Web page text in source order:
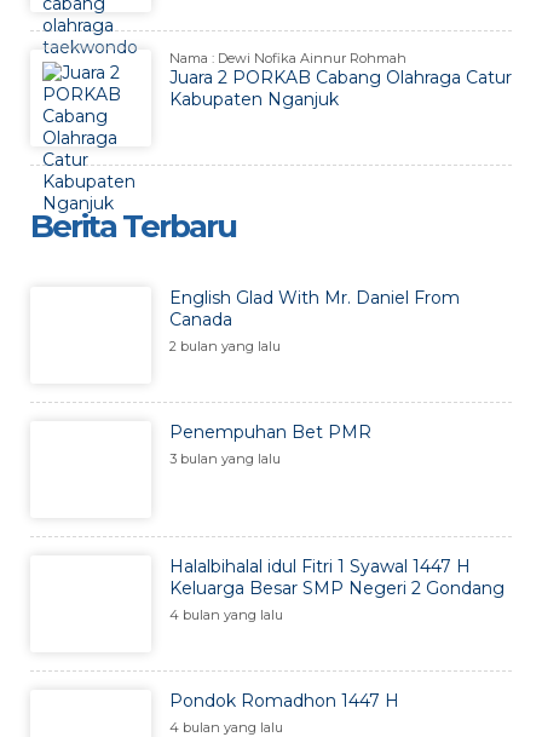
Nama : Dewi Nofika Ainnur Rohmah
Juara 2 PORKAB Cabang Olahraga Catur
Kabupaten Nganjuk
Berita Terbaru
English Glad With Mr. Daniel From
Canada
2 bulan yang lalu
Penempuhan Bet PMR
3 bulan yang lalu
Halalbihalal idul Fitri 1 Syawal 1447 H
Keluarga Besar SMP Negeri 2 Gondang
4 bulan yang lalu
Pondok Romadhon 1447 H
4 bulan yang lalu